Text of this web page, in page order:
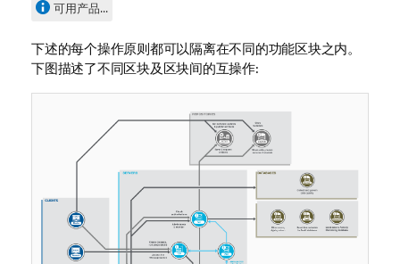
可用产品...
下述的每个操作原则都可以隔离在不同的功能区块之内。
下图描述了不同区块及区块间的互操作: